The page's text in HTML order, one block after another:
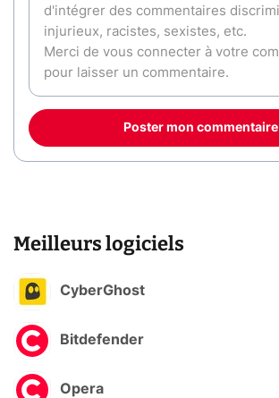
Poster mon commentaire
Meilleurs logiciels
CyberGhost
Bitdefender
Opera